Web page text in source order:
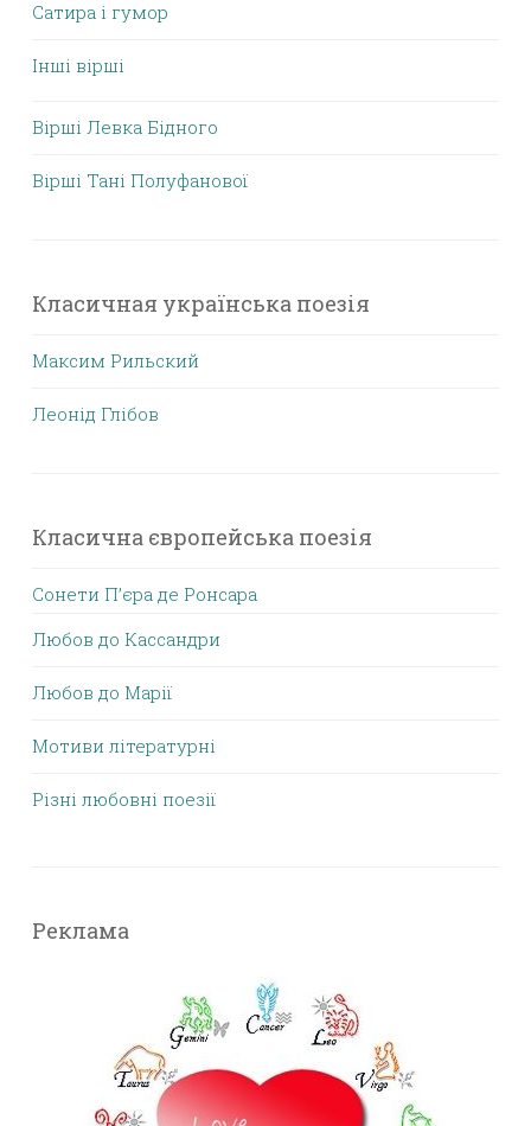
Сатира і гумор
Інші вірші
Вірші Левка Бідного
Вірші Тані Полуфанової
Класичная українська поезія
Максим Рильский
Леонід Глібов
Класична європейська поезія
Сонети П’єра де Ронсара
Любов до Кассандри
Любов до Марії
Мотиви літературні
Різні любовні поезії
Реклама